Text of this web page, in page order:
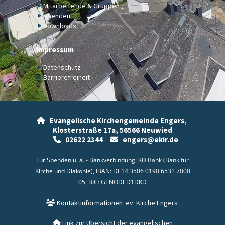
Mitarbeitende & Gruppen
Spenden
Downloads
Impressum
Datenschutz
Barrierefreiheit

Evangelische Kirchengemeinde Engers,
Klosterstraße 17a, 56566 Neuwied
02622 2344 engers@ekir.de
Für Spenden u. a. - Bankverbindung: KD Bank (Bank für
Kirche und Diakonie), IBAN: DE14 3506 0190 6531 7000
05, BIC: GENODED1DKD
Kontaktinformationen ev. Kirche Engers
Link zur Übersicht der evangelischen